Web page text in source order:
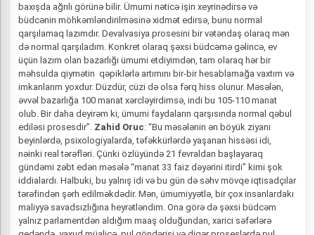
baxışda ağrılı görünə bilir. Ümumi nəticə işin xeyrinədirsə və
büdcənin möhkəmləndirilməsinə xidmət edirsə, bunu normal
qarşılamaq lazımdır. Devalvasiya prosesini bir vətəndaş olaraq mən
də normal qarşıladım. Konkret olaraq şəxsi büdcəmə gəlincə, ev
üçün lazım olan bazarlığı ümumi etdiyimdən, tam olaraq hər bir
məhsulda qiymətin qəpiklərlə artımını bir-bir hesablamağa vaxtım və
imkanlarım yoxdur. Düzdür, cüzi də olsa fərq hiss olunur. Məsələn,
əvvəl bazarlığa 100 manat xərcləyirdimsə, indi bu 105-110 manat
olub. Bir daha deyirəm ki, ümumi faydaların qarşısında normal qəbul
ediləsi prosesdir”. Zahid Oruc: “Bu məsələnin ən böyük ziyanı
beyinlərdə, psixologiyalarda, təfəkkürlərdə yaşanan hissəsi idi,
nəinki real tərəfləri. Çünki özlüyündə 21 fevraldan başlayaraq
gündəmi zəbt edən məsələ “manat 33 faiz dəyərini itirdi” kimi şok
iddialardı. Halbuki, bu yalnış idi və bu gün də səhv mövqe iqtisadçılar
tərəfindən şərh edilməkdədir. Mən, ümumiyyətlə, bir çox insanlardakı
maliyyə savadsızlığına heyrətləndim. Ona görə də şəxsi büdcəm
yalnız parlamentdən aldığım maaş olduğundan, xarici səfərlərə